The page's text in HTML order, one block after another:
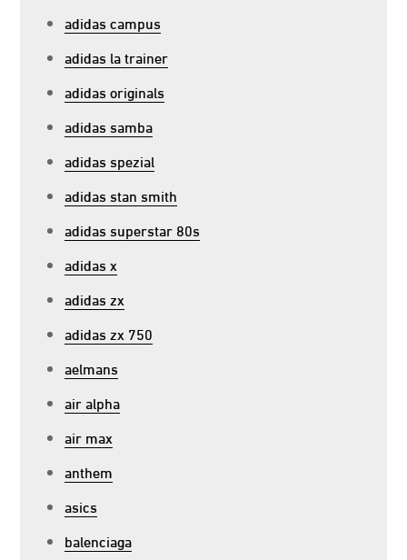
adidas campus
adidas la trainer
adidas originals
adidas samba
adidas spezial
adidas stan smith
adidas superstar 80s
adidas x
adidas zx
adidas zx 750
aelmans
air alpha
air max
anthem
asics
balenciaga